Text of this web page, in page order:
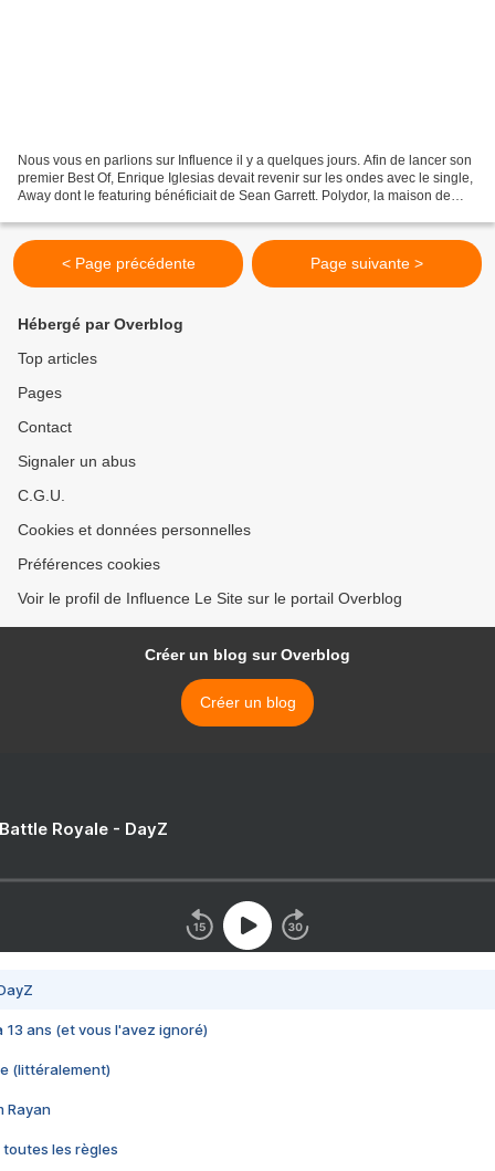
Nous vous en parlions sur Influence il y a quelques jours. Afin de lancer son
premier Best Of, Enrique Iglesias devait revenir sur les ondes avec le single,
Away dont le featuring bénéficiait de Sean Garrett. Polydor, la maison de
< Page précédente Page suivante >
Hébergé par Overblog
Top articles
Pages
Contact
Signaler un abus
C.G.U.
Cookies et données personnelles
Préférences cookies
Voir le profil de Influence Le Site sur le portail Overblog
Créer un blog sur Overblog
Créer un blog
Royale - DayZ
13 ans (et vous l'avez ignoré)
(littéralement)
Rayan
toutes les règles